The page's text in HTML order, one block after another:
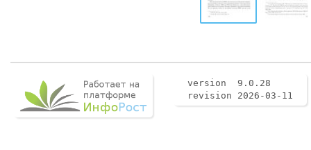
version 9.0.28
revision 2026-03-11